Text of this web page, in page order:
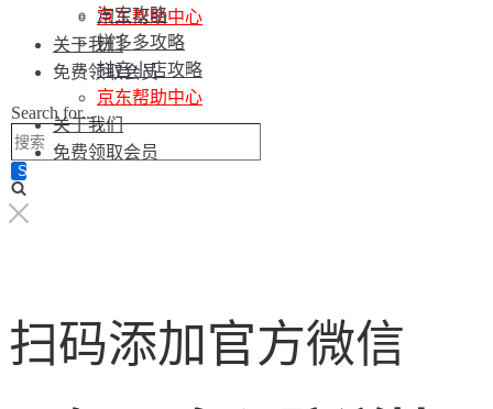
京东帮助中心
关于我们
免费领取会员
Search for...
淘宝攻略
拼多多攻略
抖音小店攻略
京东帮助中心
关于我们
免费领取会员
扫码添加官方微信